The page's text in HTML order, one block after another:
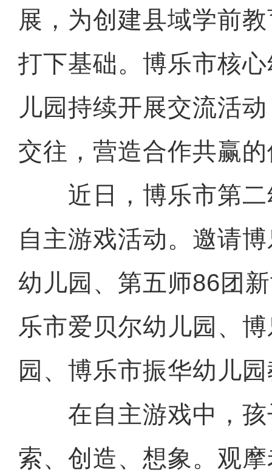
展，为创建县域学前
打下基础。博乐市核
儿园持续开展交流活
交往，营造合作共赢
近日，博乐市第二
自主游戏活动。邀请
幼儿园、第五师86团
乐市爱贝尔幼儿园、
园、博乐市振华幼儿
在自主游戏中，孩
索、创造、想象。观